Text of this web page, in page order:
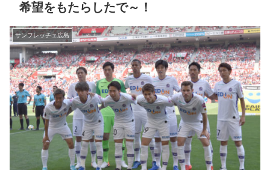
希望をもたらしたで～！
サンフレッチェ広島